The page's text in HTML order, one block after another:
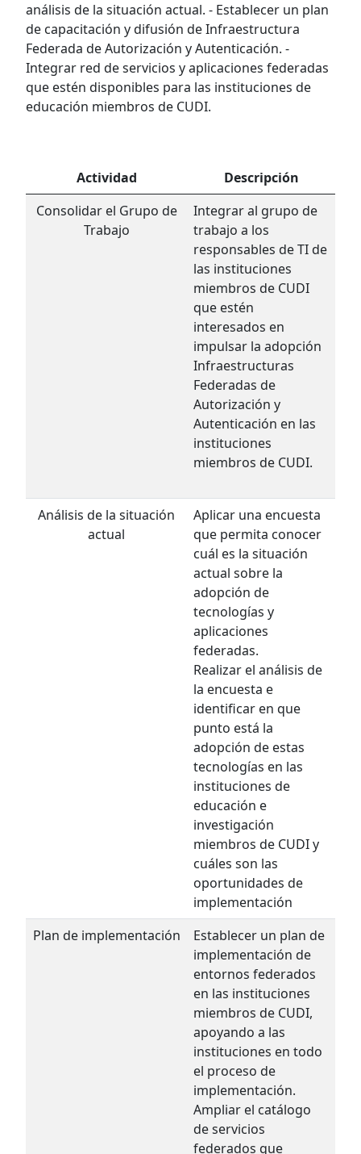
análisis de la situación actual. - Establecer un plan
de capacitación y difusión de Infraestructura
Federada de Autorización y Autenticación. -
Integrar red de servicios y aplicaciones federadas
que estén disponibles para las instituciones de
educación miembros de CUDI.
Actividad
Descripción
Consolidar el Grupo de
Trabajo
Integrar al grupo de
trabajo a los
responsables de TI de
las instituciones
miembros de CUDI
que estén
interesados en
impulsar la adopción
Infraestructuras
Federadas de
Autorización y
Autenticación en las
instituciones
miembros de CUDI.
Análisis de la situación
actual
Aplicar una encuesta
que permita conocer
cuál es la situación
actual sobre la
adopción de
tecnologías y
aplicaciones
federadas.
Realizar el análisis de
la encuesta e
identificar en que
punto está la
adopción de estas
tecnologías en las
instituciones de
educación e
investigación
miembros de CUDI y
cuáles son las
oportunidades de
implementación
Plan de implementación
Establecer un plan de
implementación de
entornos federados
en las instituciones
miembros de CUDI,
apoyando a las
instituciones en todo
el proceso de
implementación.
Ampliar el catálogo
de servicios
federados que